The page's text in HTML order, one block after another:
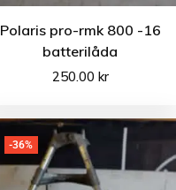
Polaris pro-rmk 800 -16
batterilåda
250.00 kr
-36%